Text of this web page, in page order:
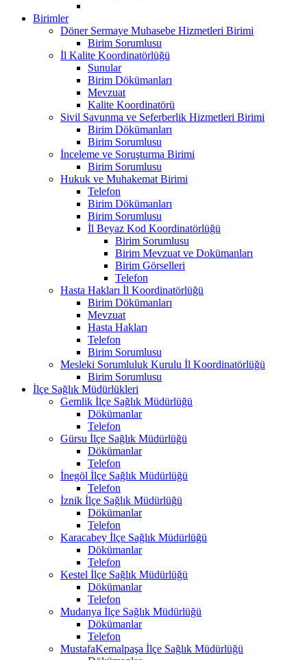
Birimler
Döner Sermaye Muhasebe Hizmetleri Birimi
Birim Sorumlusu
İl Kalite Koordinatörlüğü
Sunular
Birim Dökümanları
Mevzuat
Kalite Koordinatörü
Sivil Savunma ve Seferberlik Hizmetleri Birimi
Birim Dökümanları
Birim Sorumlusu
İnceleme ve Soruşturma Birimi
Birim Sorumlusu
Hukuk ve Muhakemat Birimi
Telefon
Birim Dökümanları
Birim Sorumlusu
İl Beyaz Kod Koordinatörlüğü
Birim Sorumlusu
Birim Mevzuat ve Dokümanları
Birim Görselleri
Telefon
Hasta Hakları İl Koordinatörlüğü
Birim Dökümanları
Mevzuat
Hasta Hakları
Telefon
Birim Sorumlusu
Mesleki Sorumluluk Kurulu İl Koordinatörlüğü
Birim Sorumlusu
İlçe Sağlık Müdürlükleri
Gemlik İlçe Sağlık Müdürlüğü
Dökümanlar
Telefon
Gürsu İlçe Sağlık Müdürlüğü
Dökümanlar
Telefon
İnegöl İlçe Sağlık Müdürlüğü
Telefon
İznik İlçe Sağlık Müdürlüğü
Dökümanlar
Telefon
Karacabey İlçe Sağlık Müdürlüğü
Dökümanlar
Telefon
Kestel İlçe Sağlık Müdürlüğü
Dökümanlar
Telefon
Mudanya İlçe Sağlık Müdürlüğü
Dökümanlar
Telefon
MustafaKemalpaşa İlçe Sağlık Müdürlüğü